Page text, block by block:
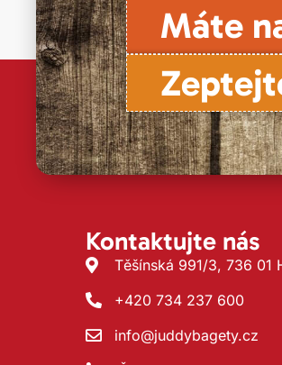
Máte
Kontaktujte nás
Těšínská 991/3, 736 01
+420 734 237 600
info@juddybagety.cz